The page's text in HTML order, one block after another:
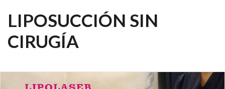
LIPOSUCCIÓN SIN
CIRUGÍA